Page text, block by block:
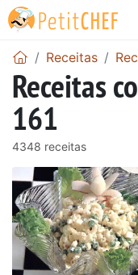
Receitas
Receitas
161
4348 receitas